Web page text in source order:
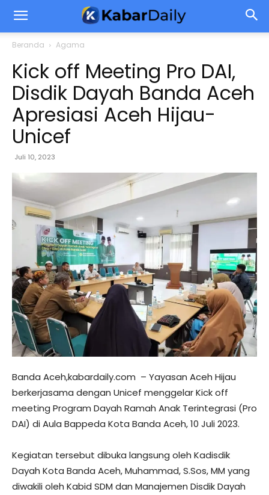
Beranda Agama
Kick off Meeting Pro DAI,
Disdik Dayah Banda Aceh
Apresiasi Aceh Hijau-
Unicef
Juli 10, 2023
Banda Aceh,kabardaily.com – Yayasan Aceh Hijau
berkerjasama dengan Unicef menggelar Kick off
meeting Program Dayah Ramah Anak Terintegrasi (Pro
DAI) di Aula Bappeda Kota Banda Aceh, 10 Juli 2023.
Kegiatan tersebut dibuka langsung oleh Kadisdik
Dayah Kota Banda Aceh, Muhammad, S.Sos, MM yang
diwakili oleh Kabid SDM dan Manajemen Disdik Dayah